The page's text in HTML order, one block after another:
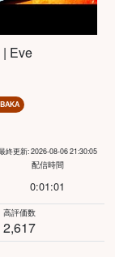
Eve
終更新: 2026-08-06 21:30:05
配信時間
0:01:01
高評価数
2,617